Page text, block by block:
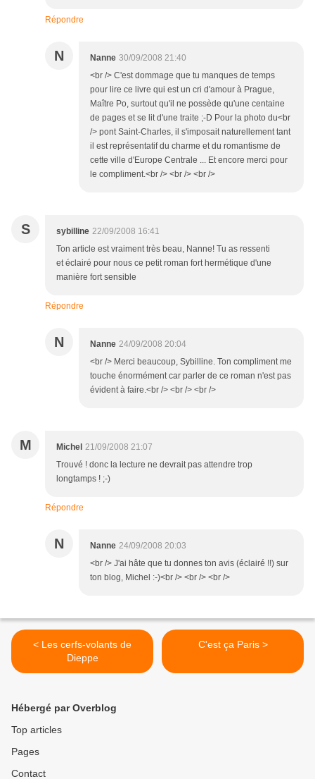
Répondre
N Nanne 30/09/2008 21:40
<br /> C'est dommage que tu manques de temps
pour lire ce livre qui est un cri d'amour à Prague,
Maître Po, surtout qu'il ne possède qu'une centaine
de pages et se lit d'une traite ;-D Pour la photo du<br
/> pont Saint-Charles, il s'imposait naturellement tant
il est représentatif du charme et du romantisme de
cette ville d'Europe Centrale ... Et encore merci pour
le compliment.<br /> <br /> <br />
S sybilline 22/09/2008 16:41
Ton article est vraiment très beau, Nanne! Tu as ressenti
et éclairé pour nous ce petit roman fort hermétique d'une
manière fort sensible
Répondre
N Nanne 24/09/2008 20:04
<br /> Merci beaucoup, Sybilline. Ton compliment me
touche énormément car parler de ce roman n'est pas
évident à faire.<br /> <br /> <br />
M Michel 21/09/2008 21:07
Trouvé ! donc la lecture ne devrait pas attendre trop
longtamps ! ;-)
Répondre
N Nanne 24/09/2008 20:03
<br /> J'ai hâte que tu donnes ton avis (éclairé !!) sur
ton blog, Michel :-)<br /> <br /> <br />
< Les cerfs-volants de
Dieppe
C'est ça Paris >
Hébergé par Overblog
Top articles
Pages
Contact